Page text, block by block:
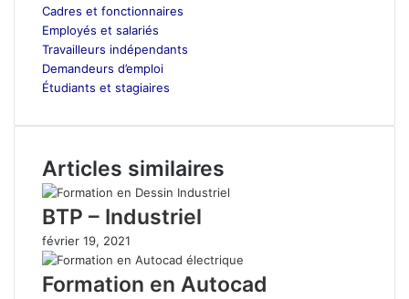
Cadres et fonctionnaires
Employés et salariés
Travailleurs indépendants
Demandeurs d’emploi
Étudiants et stagiaires
Articles similaires
BTP – Industriel
février 19, 2021
Formation en Autocad